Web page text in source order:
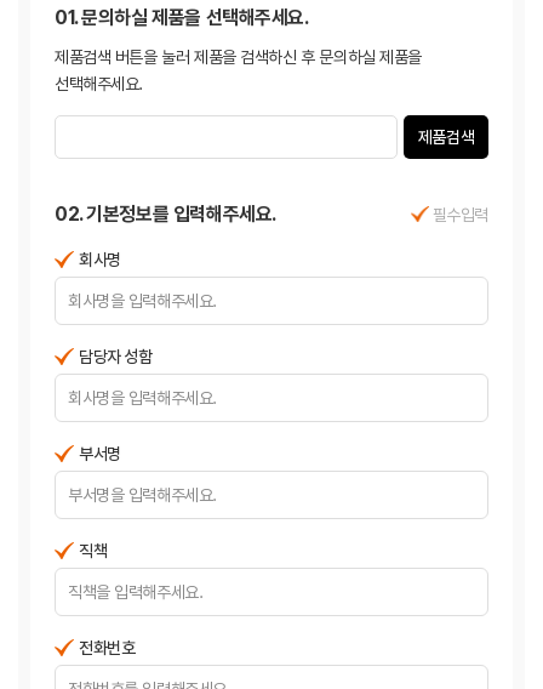
01. 문의하실 제품을 선택해주세요.
제품검색 버튼을 눌러 제품을 검색하신 후 문의하실 제품을
선택해주세요.
제품검색
02. 기본정보를 입력해주세요. 필수입력
회사명
담당자 성함
부서명
직책
전화번호